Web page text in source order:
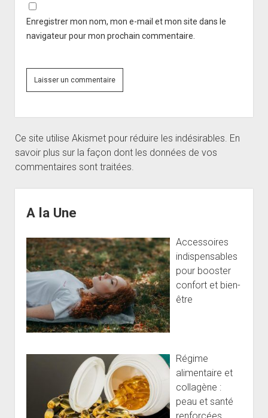
Enregistrer mon nom, mon e-mail et mon site dans le
navigateur pour mon prochain commentaire.
Ce site utilise Akismet pour réduire les indésirables. En
savoir plus sur la façon dont les données de vos
commentaires sont traitées.
A la Une
Accessoires
indispensables
pour booster
confort et bien-
être
Régime
alimentaire et
collagène :
peau et santé